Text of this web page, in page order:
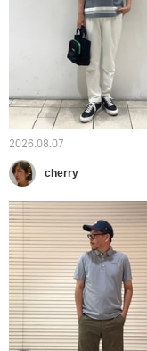
2026.08.07
cherry